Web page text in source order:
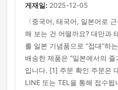
게재일: 2025-12-05
〈중국어, 태국어, 일본어로
해 보는 건 어떨까요? 대만과
를 일본 기념품으로 “접대”하
배송한 제품은 “일본에서의
입니다. [1] 주문 확인 주문은
LINE 또는 TEL을 통해 접수